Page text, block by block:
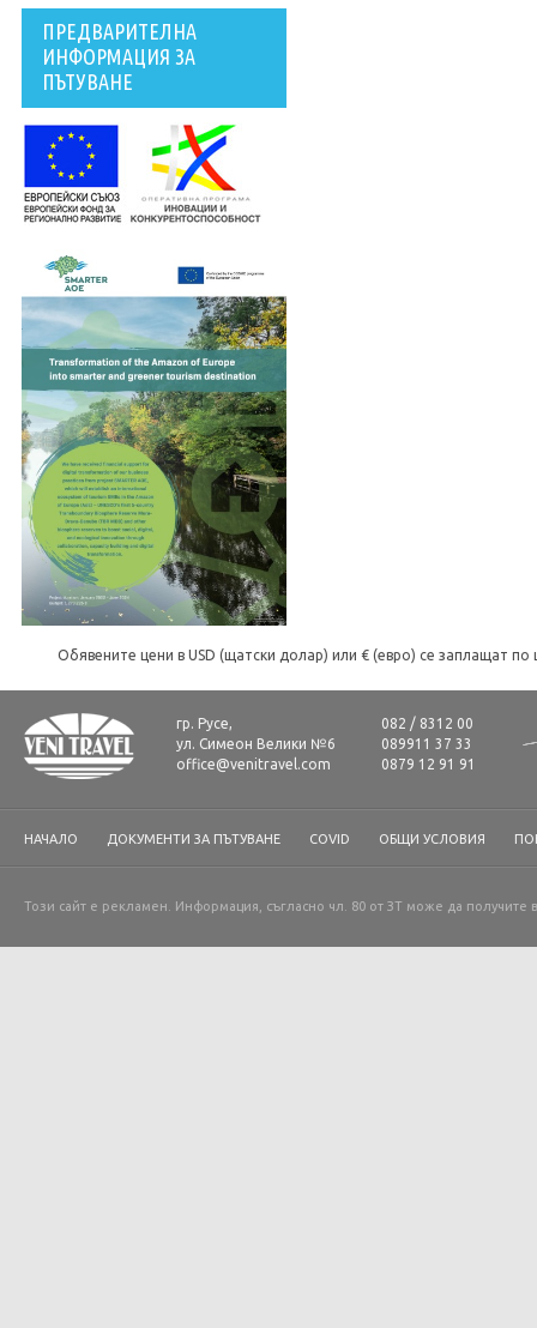
ПРЕДВАРИТЕЛНА
ИНФОРМАЦИЯ ЗА
ПЪТУВАНЕ
Обявените цени в USD (щатски долар) или € (евро) се заплащат
гр. Русе,
ул. Симеон Велики №6
office@venitravel.com
082 / 8312 00
089911 37 33
0879 12 91 91
НАЧАЛО ДОКУМЕНТИ ЗА ПЪТУВАНЕ COVID ОБЩИ УСЛОВИЯ
Този сайт е рекламен. Информация, съгласно чл. 80 от ЗТ може да получите